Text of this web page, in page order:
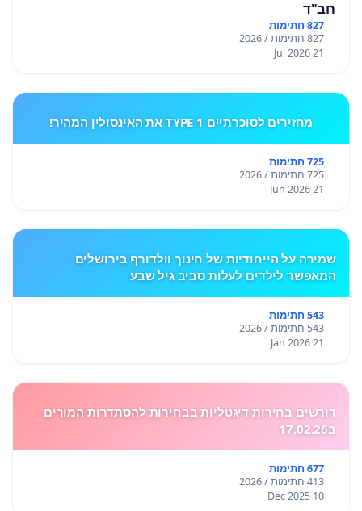
חב"ד
827 חתימות
827 חתימות / 2026
21 Jul 2026
מחזירים לסוכרתיים TYPE 1 את האינסולין המהיר!
725 חתימות
725 חתימות / 2026
21 Jun 2026
שמירה על הייחודיות של חינוך וולדורף בירושלים
המאפשר לילדים לעלות סביב גיל שבע
543 חתימות
543 חתימות / 2026
21 Jan 2026
דורשים בחירות דיגטליות בבחירות להסתדרות המורים
ב17.02.26
677 חתימות
413 חתימות / 2026
10 Dec 2025